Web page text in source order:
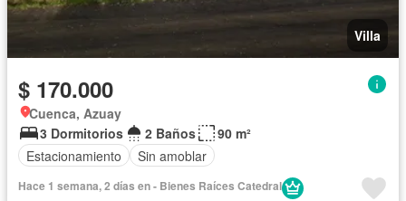
Villa
$ 170.000
Cuenca, Azuay
3 Dormitorios
2 Baños
90 m²
Estacionamiento
Sin amoblar
Hace 1 semana, 2 días en - Bienes Raíces Catedral